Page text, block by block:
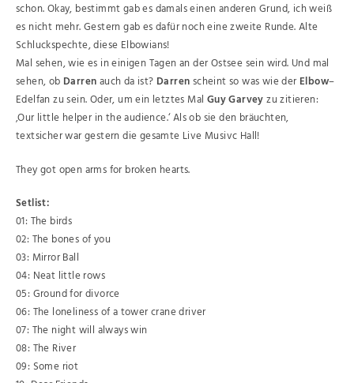
schon. Okay, bestimmt gab es damals einen anderen Grund, ich weiß
es nicht mehr. Gestern gab es dafür noch eine zweite Runde. Alte
Schluckspechte, diese Elbowians!
Mal sehen, wie es in einigen Tagen an der Ostsee sein wird. Und mal
sehen, ob Darrenauch da ist? Darrenscheint so was wie der Elbow–
Edelfan zu sein. Oder, um ein letztes Mal Guy Garveyzu zitieren:
‚Our little helper in the audience.‘ Als ob sie den bräuchten,
textsicher war gestern die gesamte Live Musivc Hall!
They got open arms for broken hearts.
Setlist:
01: The birds
02: The bones of you
03: Mirror Ball
04: Neat little rows
05: Ground for divorce
06: The loneliness of a tower crane driver
07: The night will always win
08: The River
09: Some riot